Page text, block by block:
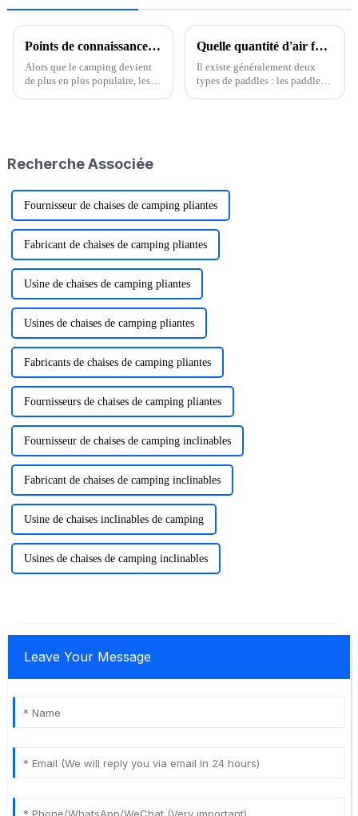
Points de connaissance du chariot pliant de camping : un guide nécessaire pour ouvrir un voyage pratique en plein air
Alors que le camping devient
de plus en plus populaire, les
Quelle quantité d'air faut-il pour gonfler une planche à pagaie gonflable ?
Il existe généralement deux
types de paddles : les paddles
Recherche Associée
Fournisseur de chaises de camping pliantes
Fabricant de chaises de camping pliantes
Usine de chaises de camping pliantes
Usines de chaises de camping pliantes
Fabricants de chaises de camping pliantes
Fournisseurs de chaises de camping pliantes
Fournisseur de chaises de camping inclinables
Fabricant de chaises de camping inclinables
Usine de chaises inclinables de camping
Usines de chaises de camping inclinables
Leave Your Message